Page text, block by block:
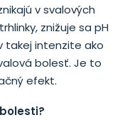
v svalových
znižuje sa pH
takej intenzite ako
bolesť. Je to
efekt.